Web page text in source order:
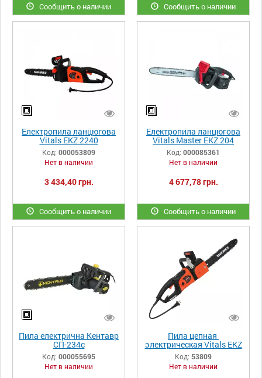
Сообщить о наличии Сообщить о наличии
Електропила ланцюгова
Vitals EKZ 2240
Код: 000053809
Нет в наличии
3 434,40 грн.
Сообщить о наличии
Електропила ланцюгова
Vitals Master EKZ 204
Black Edition
Код: 000085361
Нет в наличии
4 677,78 грн.
Сообщить о наличии
Пила електрична Кентавр
СП-234c
Код: 000055695
Нет в наличии
Пила цепная
электрическая Vitals EKZ
2240
Код: 53809
Нет в наличии